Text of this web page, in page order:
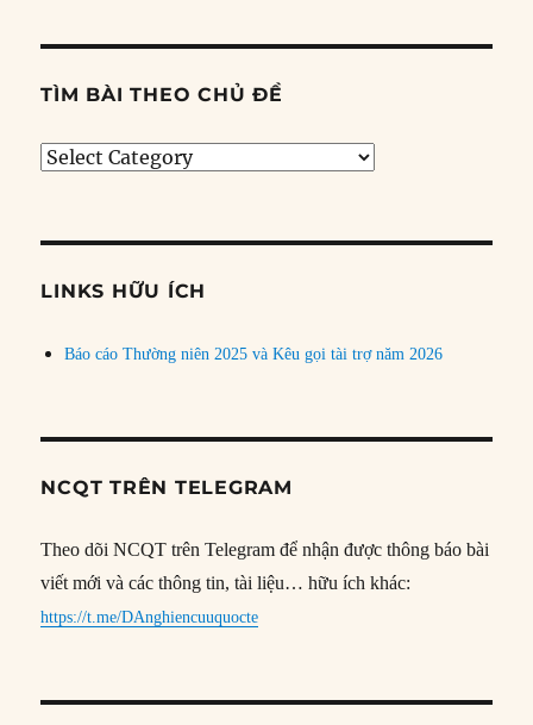
TÌM BÀI THEO CHỦ ĐỀ
Tìm
đề
LINKS HỮU ÍCH
Báo cáo Thường niên 2025 và Kêu gọi tài trợ năm 2026
NCQT TRÊN TELEGRAM
Theo dõi NCQT trên Telegram để nhận được thông báo bài
viết mới và các thông tin, tài liệu… hữu ích khác:
https://t.me/DAnghiencuuquocte